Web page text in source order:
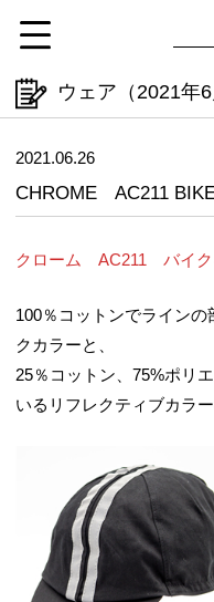
ウェア（2021年6
2021.06.26
CHROME AC211
クローム AC211 バイク
100％コットンでライン
クカラーと、
25％コットン、75%ポリ
いるリフレクティブカラ